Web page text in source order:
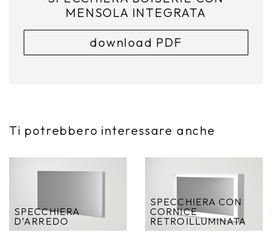
MENSOLA INTEGRATA
download PDF
Ti potrebbero interessare anche
SPECCHIERA
D’ARREDO
SPECCHIERA CON
CORNICE
RETROILLUMINATA